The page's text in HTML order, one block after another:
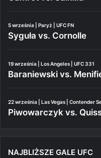
5 września | Paryż | UFC FN
Syguła vs. Cornolle
19 września | Los Angeles | UFC 331
Baraniewski vs.
22 września | Las Vegas | Contender
Piwowarczyk vs.
NAJBLIŻSZE GALE UFC